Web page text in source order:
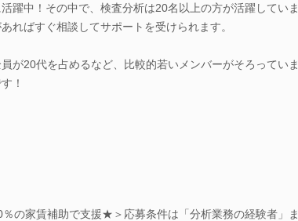
躍中！その中で、検査分析は20名以上の方が活躍していま
ればすぐ相談してサポートを受けられます。
が20代を占めるなど、比較的若いメンバーがそろっていま
！
の家賃補助で支援★＞応募条件は「分析業務の経験者」ま